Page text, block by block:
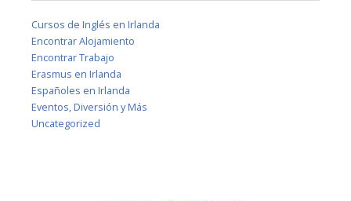
Cursos de Inglés en Irlanda
Encontrar Alojamiento
Encontrar Trabajo
Erasmus en Irlanda
Españoles en Irlanda
Eventos, Diversión y Más
Uncategorized